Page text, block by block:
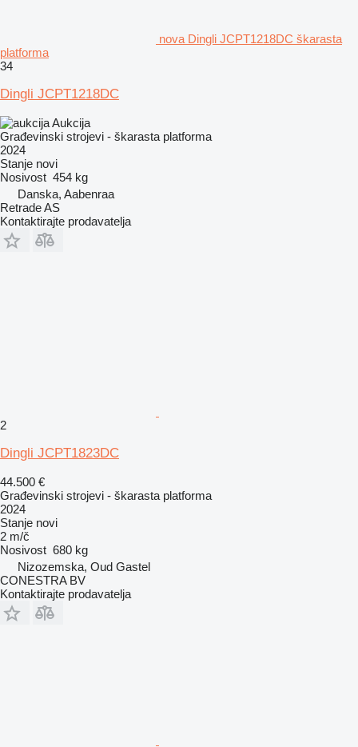
nova Dingli JCPT1218DC škarasta
platforma
34
Dingli JCPT1218DC
Aukcija
Građevinski strojevi - škarasta platforma
2024
Stanje novi
Nosivost 454 kg
Danska, Aabenraa
Retrade AS
Kontaktirajte prodavatelja
2
Dingli JCPT1823DC
44.500 €
Građevinski strojevi - škarasta platforma
2024
Stanje novi
2 m/č
Nosivost 680 kg
Nizozemska, Oud Gastel
CONESTRA BV
Kontaktirajte prodavatelja